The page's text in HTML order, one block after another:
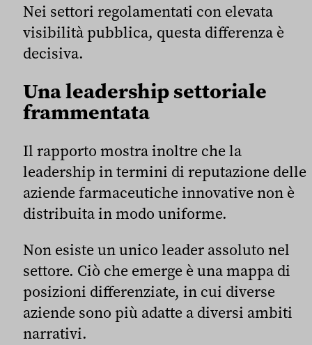
Nei settori regolamentati con elevata
visibilità pubblica, questa differenza è
decisiva.
Una leadership settoriale
frammentata
Il rapporto mostra inoltre che la
leadership in termini di reputazione delle
aziende farmaceutiche innovative non è
distribuita in modo uniforme.
Non esiste un unico leader assoluto nel
settore. Ciò che emerge è una mappa di
posizioni differenziate, in cui diverse
aziende sono più adatte a diversi ambiti
narrativi.